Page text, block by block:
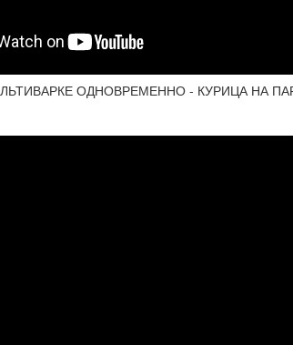
ОДНОВРЕМЕННО - КУРИЦА НА